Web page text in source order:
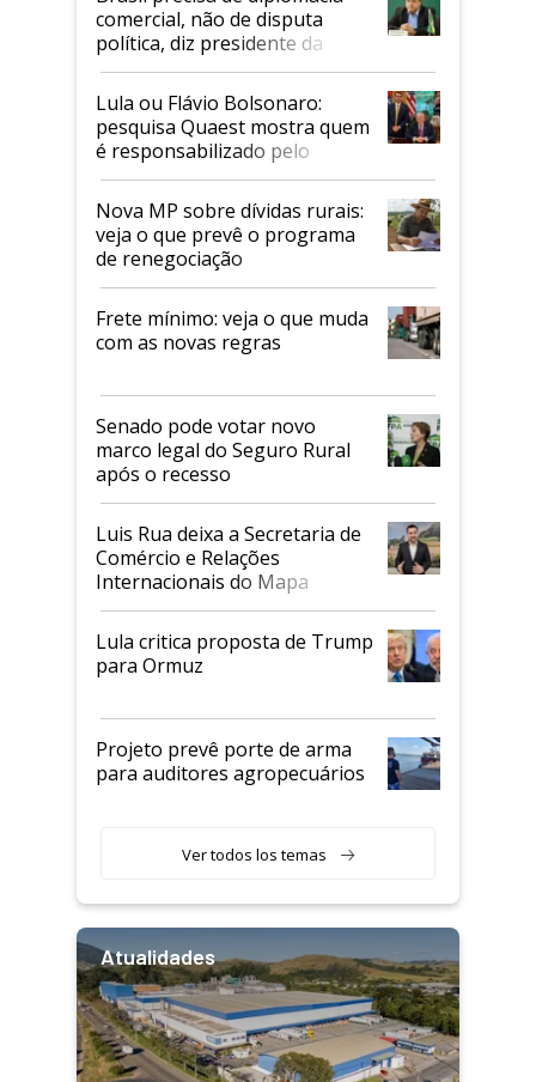
comercial, não de disputa
política, diz presidente da
Faesp
Lula ou Flávio Bolsonaro:
pesquisa Quaest mostra quem
é responsabilizado pelo
tarifaço dos EUA
Nova MP sobre dívidas rurais:
veja o que prevê o programa
de renegociação
Frete mínimo: veja o que muda
com as novas regras
Senado pode votar novo
marco legal do Seguro Rural
após o recesso
Luis Rua deixa a Secretaria de
Comércio e Relações
Internacionais do Mapa
Lula critica proposta de Trump
para Ormuz
Projeto prevê porte de arma
para auditores agropecuários
Ver todos los temas
Atualidades